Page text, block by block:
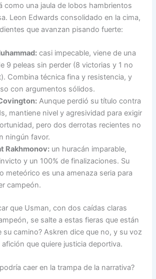
como una jaula de lobos hambrientos
Leon Edwards consolidado en la cima,
que avanzan pisando fuerte:
casi impecable, viene de una
9 peleas sin perder (8 victorias y 1 no
Combina técnica fina y resistencia, y
con argumentos sólidos.
Aunque perdió su título contra
mantiene nivel y agresividad para exigir
pero dos derrotas recientes no
ningún favor.
Rakhmonov: un huracán imparable,
y un 100% de finalizaciones. Su
meteórico es una amenaza seria para
campeón.
que Usman, con dos caídas claras
se salte a estas fieras que están
su camino? Askren dice que no, y su voz
que quiere justicia deportiva.
caer en la trampa de la narrativa?